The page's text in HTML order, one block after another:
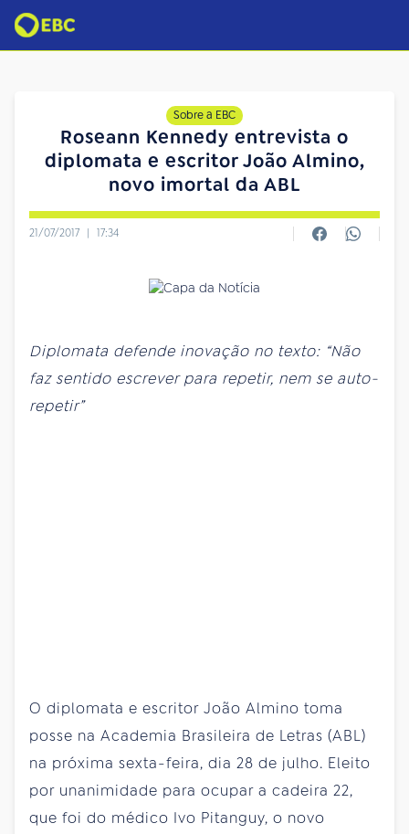
Sobre a EBC
Roseann Kennedy entrevista o
diplomata e escritor João Almino,
novo imortal da ABL
21/07/2017 | 17:34
Diplomata defende inovação no texto: “Não
faz sentido escrever para repetir, nem se auto-
repetir”
O diplomata e escritor João Almino toma
posse na Academia Brasileira de Letras (ABL)
na próxima sexta-feira, dia 28 de julho. Eleito
por unanimidade para ocupar a cadeira 22,
que foi do médico Ivo Pitanguy, o novo